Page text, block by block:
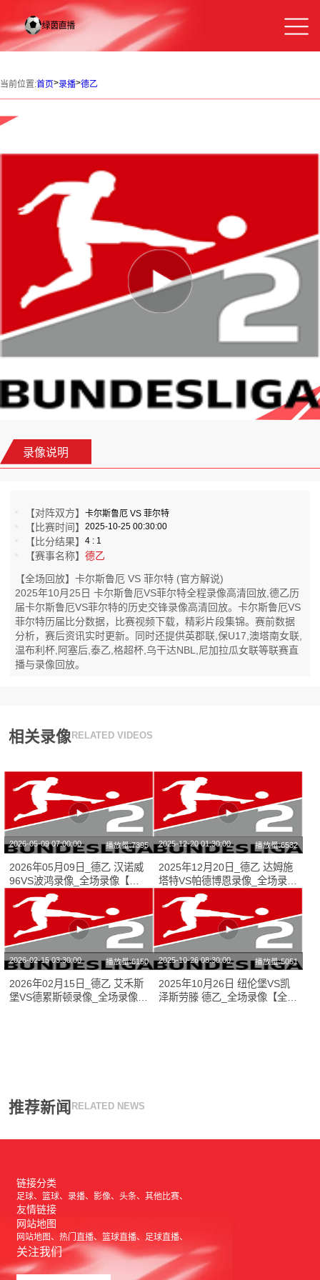
当前位置:首页>录播>德乙
录像说明
【对阵双方】卡尔斯鲁厄 VS 菲尔特
【比赛时间】2025-10-25 00:30:00
【比分结果】4 : 1
【赛事名称】德乙
【全场回放】卡尔斯鲁厄 VS 菲尔特 (官方解说)
2025年10月25日 卡尔斯鲁厄VS菲尔特全程录像高清回放,德乙历
届卡尔斯鲁厄VS菲尔特的历史交锋录像高清回放。卡尔斯鲁厄VS
菲尔特历届比分数据，比赛视频下载，精彩片段集锦。赛前数据
分析，赛后资讯实时更新。同时还提供英郡联,保U17,澳塔南女联,
温布利杯,阿塞后,泰乙,格超杯,乌干达NBL,尼加拉瓜女联等联赛直
播与录像回放。
相关录像 RELATED VIDEOS
2026-05-09 07:00:00 播放量:7395
2026年05月09日_德乙 汉诺威
96VS波鸿录像_全场录像【高
清回放】
2025-12-20 01:30:00 播放量:6532
2025年12月20日_德乙 达姆施
塔特VS帕德博恩录像_全场录像
【高清回放】
2026-02-15 03:30:00 播放量:6150
2026年02月15日_德乙 艾禾斯
堡VS德累斯顿录像_全场录像
2025-10-26 08:30:00 播放量:5051
2025年10月26日 纽伦堡VS凯
泽斯劳滕 德乙_全场录像【全场
推荐新闻 RELATED NEWS
链接分类
足球 篮球 录播 影像 头条 其他比赛
友情链接
网站地图
网站地图 热门直播 篮球直播 足球直播
关注我们